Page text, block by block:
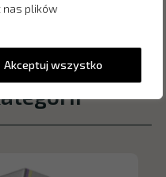
nas plików
Akceptuj wszystko